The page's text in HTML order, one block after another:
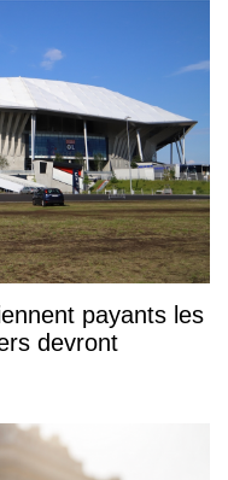
payants les
devront